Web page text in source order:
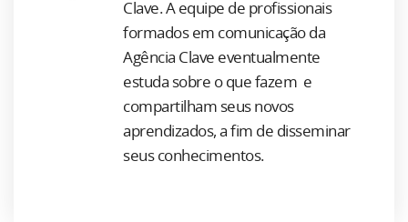
Clave. A equipe de profissionais
formados em comunicação da
Agência Clave eventualmente
estuda sobre o que fazem e
compartilham seus novos
aprendizados, a fim de disseminar
seus conhecimentos.